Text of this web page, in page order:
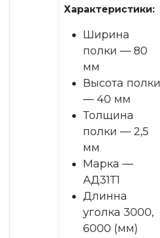
Характеристики:
Ширина
полки — 80
мм
Высота полки
— 40 мм
Толщина
полки — 2,5
мм
Марка —
АД31Т1
Длинна
уголка 3000,
6000 (мм)